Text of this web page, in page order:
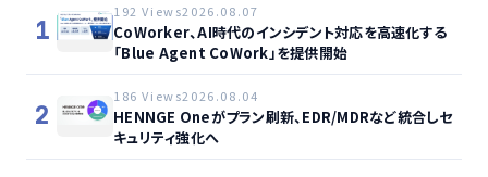
1
192 Views2026.08.07
CoWorker、AI時代のインシデント対応を高速化する
「Blue Agent CoWork」を提供開始
2
186 Views2026.08.04
HENNGE Oneがプラン刷新、EDR/MDRなど統合しセ
キュリティ強化へ